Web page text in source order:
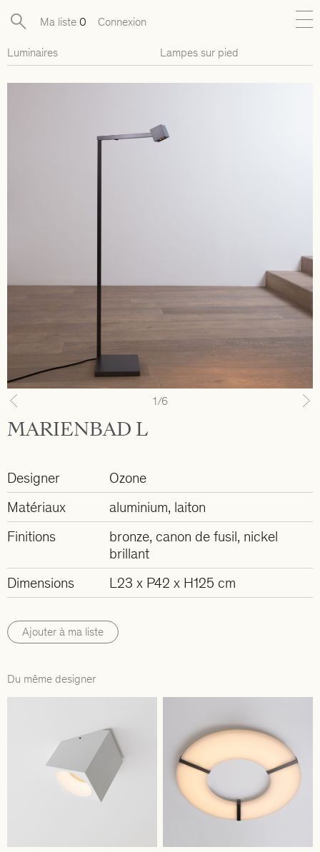
Nouveautés
Luminaires Lampes sur pied
Previous 1/6
MARIENBAD L
Designer
Ozone
Matériaux
aluminium, laiton
Finitions
bronze, canon de fusil, nickel
brillant
Dimensions
L23 x P42 x H125 cm
Ajouter à ma liste
Du même designer
Ma liste 0 Connexion